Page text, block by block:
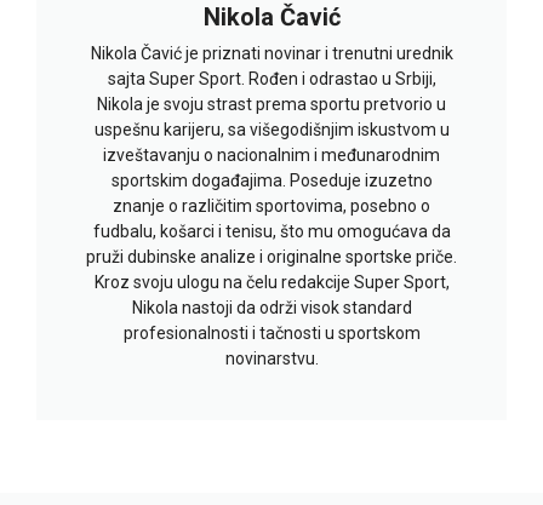
Nikola Čavić
Nikola Čavić je priznati novinar i trenutni urednik
sajta Super Sport. Rođen i odrastao u Srbiji,
Nikola je svoju strast prema sportu pretvorio u
uspešnu karijeru, sa višegodišnjim iskustvom u
izveštavanju o nacionalnim i međunarodnim
sportskim događajima. Poseduje izuzetno
znanje o različitim sportovima, posebno o
fudbalu, košarci i tenisu, što mu omogućava da
pruži dubinske analize i originalne sportske priče.
Kroz svoju ulogu na čelu redakcije Super Sport,
Nikola nastoji da održi visok standard
profesionalnosti i tačnosti u sportskom
novinarstvu.